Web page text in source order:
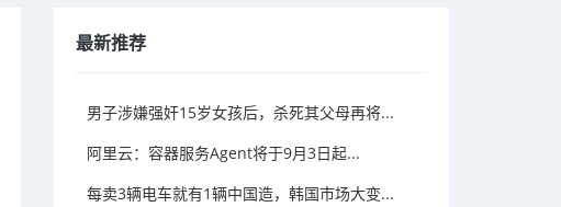
最新推荐
男子涉嫌强奸15岁女孩后，杀死其父母再将...
阿里云：容器服务Agent将于9月3日起...
每卖3辆电车就有1辆中国造，韩国市场大变...